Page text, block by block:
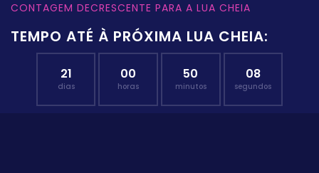
CONTAGEM DECRESCENTE PARA A LUA CHEIA
TEMPO ATÉ À PRÓXIMA LUA CHEIA:
21
dias
00
horas
50
minutos
08
segundos